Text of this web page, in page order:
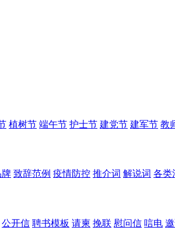
植树节 端午节 护士节 建党节 建军节 教
牌 致辞范例 疫情防控 推介词 解说词 各类
公开信 聘书模板 请柬 挽联 慰问信 唁电